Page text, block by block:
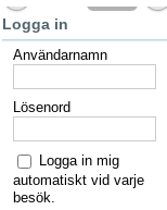
Logga in
Användarnamn
Lösenord
Logga in mig
automatiskt vid varje
besök.